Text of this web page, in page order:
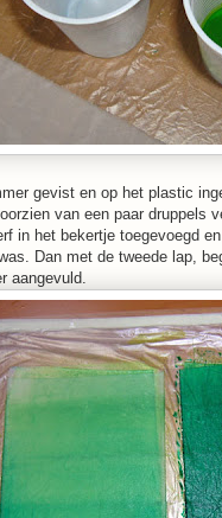
gevist en op het plastic
van een paar druppels
in het bekertje toegevoegd
Dan met de tweede lap,
aangevuld.